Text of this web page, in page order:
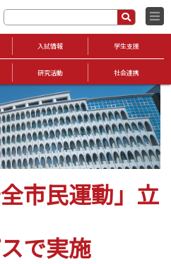
入試情報 学生支援
研究活動 社会連携
市民運動」立
で実施